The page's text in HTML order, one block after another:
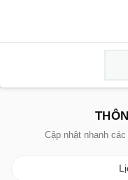
Cập nhật nhanh